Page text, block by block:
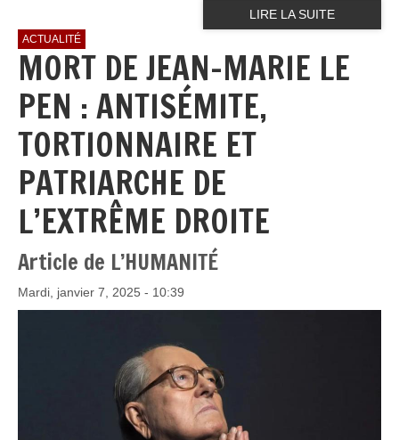
LIRE LA SUITE
ACTUALITÉ
MORT DE JEAN-MARIE LE
PEN : ANTISÉMITE,
TORTIONNAIRE ET
PATRIARCHE DE
L’EXTRÊME DROITE
Article de L’HUMANITÉ
Mardi, janvier 7, 2025 - 10:39